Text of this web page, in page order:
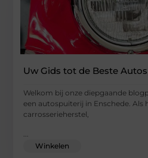
Uw Gids tot de Beste
Welkom bij onze diepgaande
een autospuiterij in Enschede. Als
carrosserieherstel,
Winkelen